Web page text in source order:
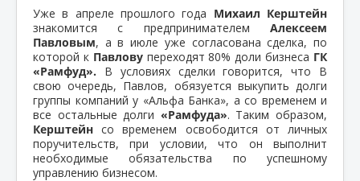
Уже в апреле прошлого года Михаил Керштейн
знакомится с предпринимателем Алексеем
Павловым, а в июле уже согласована сделка, по
которой к Павловупереходят 80% доли бизнеса ГК
«Рамфуд». В условиях сделки говорится, что В
свою очередь, Павлов, обязуется выкупить долги
группы компаний у «Альфа Банка», а со временем и
все остальные долги «Рамфуда». Таким образом,
Керштейн со временем освободится от личных
поручительств, при условии, что он выполнит
необходимые обязательства по успешному
управлению бизнесом.